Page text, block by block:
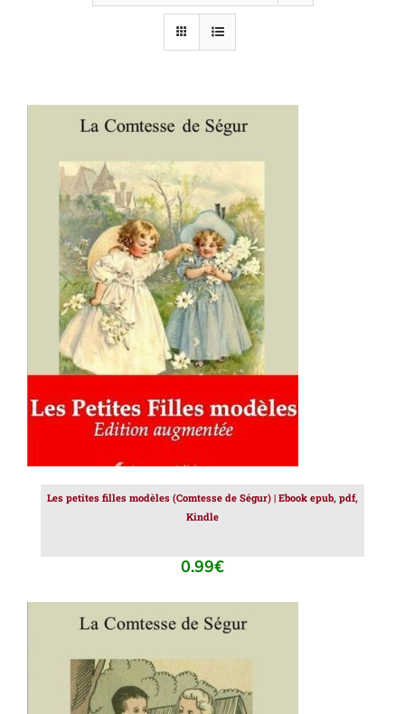
AJOUTER AU PANIER / DÉTAILS
Les petites filles modèles (Comtesse de Ségur) | Ebook epub, pdf,
Kindle
0.99€